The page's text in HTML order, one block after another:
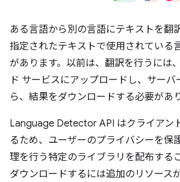
ある言語から別の言語にテキストを翻
指定されたテキストで使用されている
があります。以前は、翻訳を行うには
ド サービスにアップロードし、サーバ
ら、結果をダウンロードする必要があ
Language Detector API はクライアン
るため、ユーザーのプライバシーを保
理を行う特定のライブラリを配布する
ダウンロードするには追加のリソース